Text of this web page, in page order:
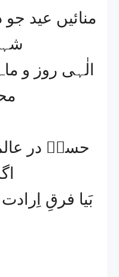
منائیں عید
الٰہی روز و
حسنؔ در
بَیا فرقِ